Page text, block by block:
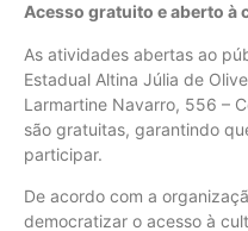
Acesso gratuito e aberto à
As atividades abertas ao
Estadual Altina Júlia de
Larmartine Navarro, 556 –
são gratuitas, garantindo
participar.
De acordo com a
democratizar o acesso à